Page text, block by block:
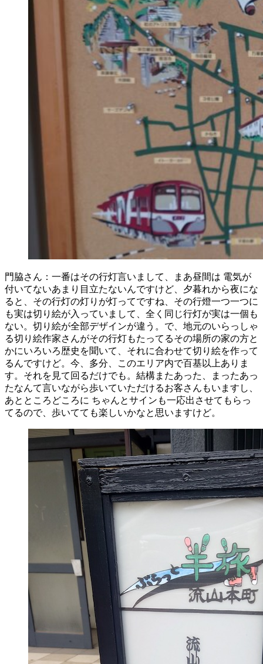
門脇さん：一番はその行灯言いまして、まあ昼間は 電気が
付いてないあまり目立たないんですけど、夕暮れから夜にな
ると、その行灯の灯りが灯ってですね、その行燈一つ一つに
も実は切り絵が入っていまして、全く同じ行灯が実は一個も
ない。切り絵が全部デザインが違う。で、地元のいらっしゃ
る切り絵作家さんがその行灯もたってるその場所の家の方と
かにいろいろ歴史を聞いて、それに合わせて切り絵を作って
るんですけど。今、多分、このエリア内で百基以上ありま
す。それを見て回るだけでも。結構またあった、まったあっ
たなんて言いながら歩いていただけるお客さんもいますし、
あとところどころに ちゃんとサインも一応出させてもらっ
てるので、歩いてても楽しいかなと思いますけど。